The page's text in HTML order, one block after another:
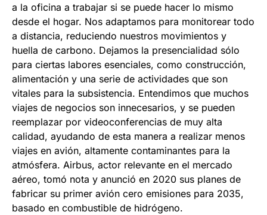
a la oficina a trabajar si se puede hacer lo mismo
desde el hogar. Nos adaptamos para monitorear todo
a distancia, reduciendo nuestros movimientos y
huella de carbono. Dejamos la presencialidad sólo
para ciertas labores esenciales, como construcción,
alimentación y una serie de actividades que son
vitales para la subsistencia. Entendimos que muchos
viajes de negocios son innecesarios, y se pueden
reemplazar por videoconferencias de muy alta
calidad, ayudando de esta manera a realizar menos
viajes en avión, altamente contaminantes para la
atmósfera. Airbus, actor relevante en el mercado
aéreo, tomó nota y anunció en 2020 sus planes de
fabricar su primer avión cero emisiones para 2035,
basado en combustible de hidrógeno.